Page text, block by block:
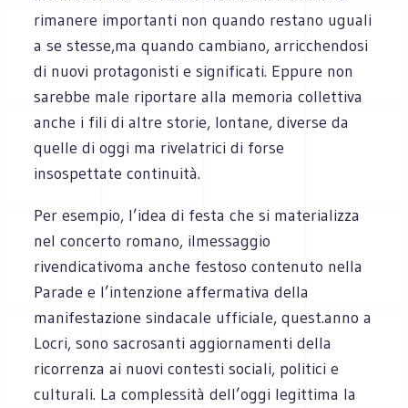
rimanere importanti non quando restano uguali
a se stesse,ma quando cambiano, arricchendosi
di nuovi protagonisti e significati. Eppure non
sarebbe male riportare alla memoria collettiva
anche i fili di altre storie, lontane, diverse da
quelle di oggi ma rivelatrici di forse
insospettate continuità.
Per esempio, l’idea di festa che si materializza
nel concerto romano, ilmessaggio
rivendicativoma anche festoso contenuto nella
Parade e l’intenzione affermativa della
manifestazione sindacale ufficiale, quest.anno a
Locri, sono sacrosanti aggiornamenti della
ricorrenza ai nuovi contesti sociali, politici e
culturali. La complessità dell’oggi legittima la